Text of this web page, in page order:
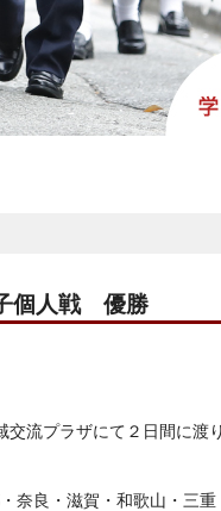
個人戦 優勝
交流プラザにて２日間に渡り
奈良・滋賀・和歌山・三